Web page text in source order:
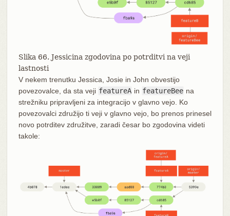
Slika 66. Jessicina zgodovina po potrditvi na veji
lastnosti
V nekem trenutku Jessica, Josie in John obvestijo
povezovalce, da sta veji featureA in featureBee na
strežniku pripravljeni za integracijo v glavno vejo. Ko
povezovalci združijo ti veji v glavno vejo, bo prenos prinesel
novo potrditev združitve, zaradi česar bo zgodovina videti
takole: